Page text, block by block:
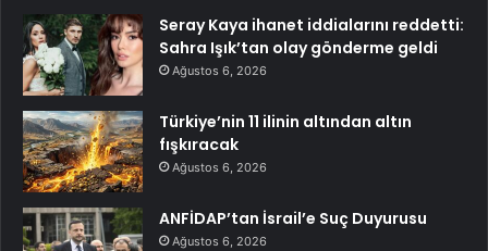
Seray Kaya ihanet iddialarını reddetti:
Sahra Işık’tan olay gönderme geldi
Ağustos 6, 2026
Türkiye’nin 11 ilinin altından altın
fışkıracak
Ağustos 6, 2026
ANFİDAP’tan İsrail’e Suç Duyurusu
Ağustos 6, 2026